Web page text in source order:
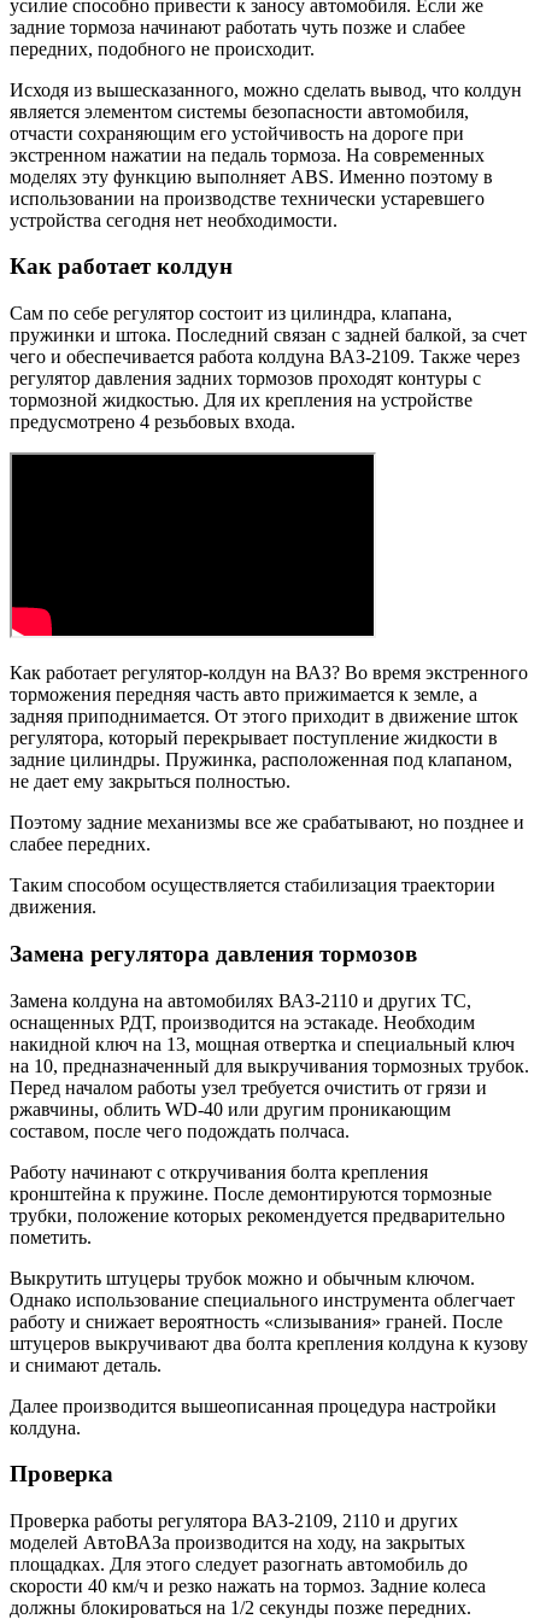
усилие способно привести к заносу автомобиля. Если же
задние тормоза начинают работать чуть позже и слабее
передних, подобного не происходит.
Исходя из вышесказанного, можно сделать вывод, что колдун
является элементом системы безопасности автомобиля,
отчасти сохраняющим его устойчивость на дороге при
экстренном нажатии на педаль тормоза. На современных
моделях эту функцию выполняет ABS. Именно поэтому в
использовании на производстве технически устаревшего
устройства сегодня нет необходимости.
Как работает колдун
Сам по себе регулятор состоит из цилиндра, клапана,
пружинки и штока. Последний связан с задней балкой, за счет
чего и обеспечивается работа колдуна ВАЗ-2109. Также через
регулятор давления задних тормозов проходят контуры с
тормозной жидкостью. Для их крепления на устройстве
предусмотрено 4 резьбовых входа.
Как работает регулятор-колдун на ВАЗ? Во время экстренного
торможения передняя часть авто прижимается к земле, а
задняя приподнимается. От этого приходит в движение шток
регулятора, который перекрывает поступление жидкости в
задние цилиндры. Пружинка, расположенная под клапаном,
не дает ему закрыться полностью.
Поэтому задние механизмы все же срабатывают, но позднее и
слабее передних.
Таким способом осуществляется стабилизация траектории
движения.
Замена регулятора давления тормозов
Замена колдуна на автомобилях ВАЗ-2110 и других ТС,
оснащенных РДТ, производится на эстакаде. Необходим
накидной ключ на 13, мощная отвертка и специальный ключ
на 10, предназначенный для выкручивания тормозных трубок.
Перед началом работы узел требуется очистить от грязи и
ржавчины, облить WD-40 или другим проникающим
составом, после чего подождать полчаса.
Работу начинают с откручивания болта крепления
кронштейна к пружине. После демонтируются тормозные
трубки, положение которых рекомендуется предварительно
пометить.
Выкрутить штуцеры трубок можно и обычным ключом.
Однако использование специального инструмента облегчает
работу и снижает вероятность «слизывания» граней. После
штуцеров выкручивают два болта крепления колдуна к кузову
и снимают деталь.
Далее производится вышеописанная процедура настройки
колдуна.
Проверка
Проверка работы регулятора ВАЗ-2109, 2110 и других
моделей АвтоВАЗа производится на ходу, на закрытых
площадках. Для этого следует разогнать автомобиль до
скорости 40 км/ч и резко нажать на тормоз. Задние колеса
должны блокироваться на 1/2 секунды позже передних.